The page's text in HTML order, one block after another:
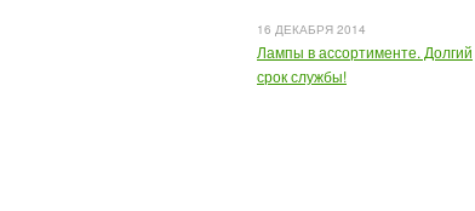
16 ДЕКАБРЯ 2014
Лампы в ассортименте. Долгий
срок службы!